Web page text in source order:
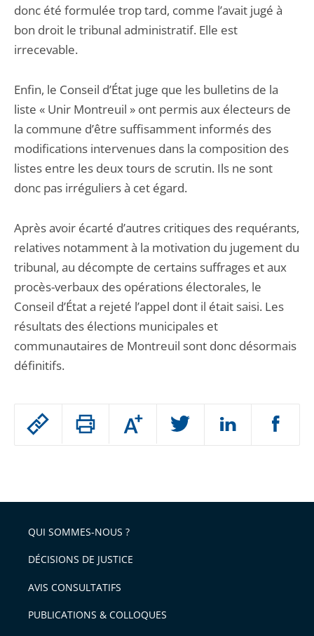
Passer
arriver
après
Augmenter
ou
l'article
pour
avant
donc été formulée trop tard, comme l’avait jugé à
bon droit le tribunal administratif. Elle est
irrecevable.
Enfin, le Conseil d’État juge que les bulletins de la
liste « Unir Montreuil » ont permis aux électeurs de
la commune d’être suffisamment informés des
modifications intervenues dans la composition des
listes entre les deux tours de scrutin. Ils ne sont
donc pas irréguliers à cet égard.
Après avoir écarté d’autres critiques des requérants,
relatives notamment à la motivation du jugement du
tribunal, au décompte de certains suffrages et aux
procès-verbaux des opérations électorales, le
Conseil d’État a rejeté l’appel dont il était saisi. Les
résultats des élections municipales et
communautaires de Montreuil sont donc désormais
définitifs.
QUI SOMMES-NOUS ?
DÉCISIONS DE JUSTICE
AVIS CONSULTATIFS
PUBLICATIONS & COLLOQUES